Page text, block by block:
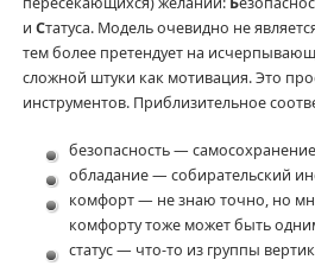
и Статуса. Модель очевидно не
тем более претендует на
сложной штуки как мотивация. Это
инструментов. Приблизительное
безопасность —
обладание — собирательский
комфорт — не знаю точно, но
комфорту тоже может быть
статус — что-то из группы